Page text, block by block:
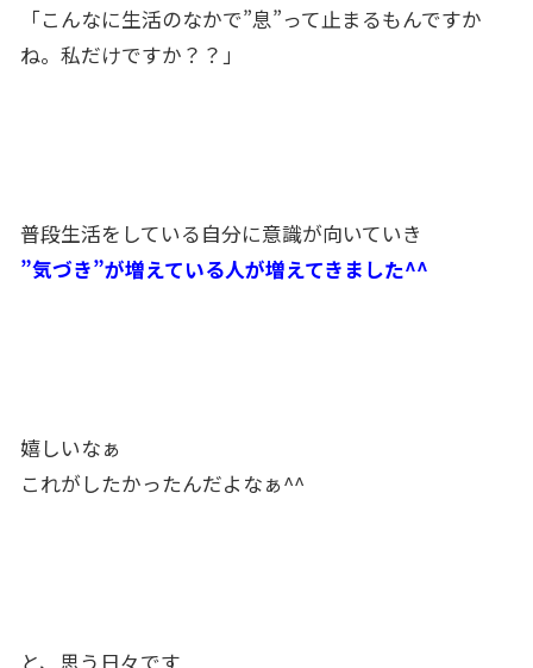
「こんなに生活のなかで”息”って止まるもんですか
ね。私だけですか？？」
普段生活をしている自分に意識が向いていき
”気づき”が増えている人が増えてきました^^
嬉しいなぁ
これがしたかったんだよなぁ^^
と、思う日々です